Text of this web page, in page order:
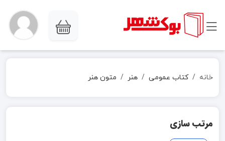
خانه کتاب عمومی هنر متون هنر
مرتب سازی